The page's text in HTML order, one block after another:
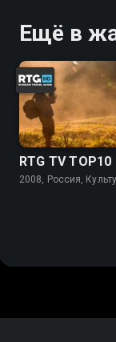
Ещё в
RTG TV TOP10
2008, Россия,